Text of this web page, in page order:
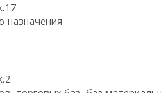
назначения